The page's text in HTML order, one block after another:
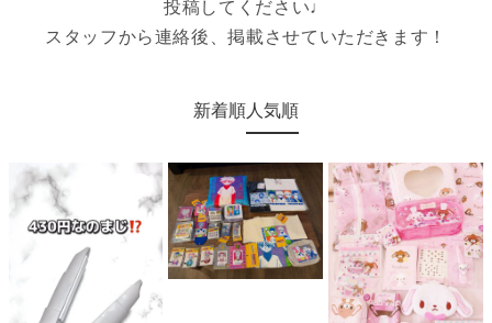
投稿してください♩
スタッフから連絡後、掲載させていただきます！
新着順 人気順